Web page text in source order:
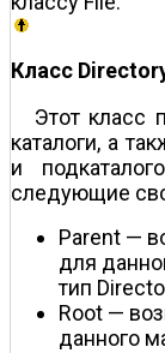
Класс
Этот класс
каталоги, а
и
следующие
Parent —
для
тип
Root —
данного